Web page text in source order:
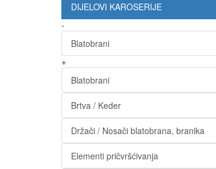
DIJELOVI KAROSERIJE
-
Blatobrani
+
Blatobrani
Brtva / Keder
Držači / Nosači blatobrana, branika
Elementi pričvršćivanja